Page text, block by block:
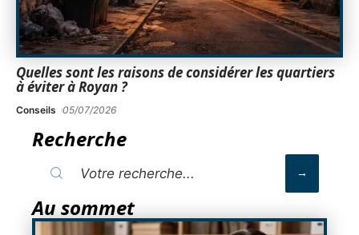
Quelles sont les raisons de considérer les quartiers
à éviter à Royan ?
Conseils 05/07/2026
Recherche
Au sommet